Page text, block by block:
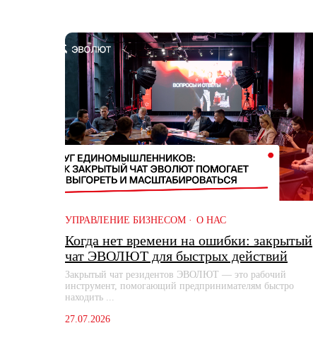
УПРАВЛЕНИЕ БИЗНЕСОМ О НАС
Когда нет времени на ошибки: закрытый
чат ЭВОЛЮТ для быстрых действий
Закрытый чат резидентов ЭВОЛЮТ — это рабочий
инструмент, помогающий предпринимателям быстро
находить ...
27.07.2026